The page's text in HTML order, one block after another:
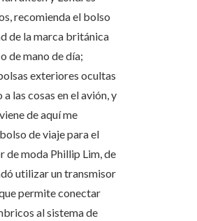
recomienda el bolso
de la marca británica
de mano de día;
exteriores ocultas
las cosas en el avión, y
de aquí me
de viaje para el
de moda Phillip Lim, de
utilizar un transmisor
permite conectar
al sistema de